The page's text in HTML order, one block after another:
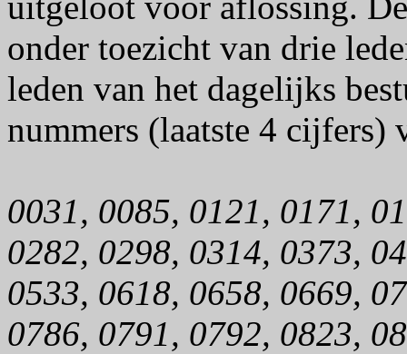
onder toezicht van drie
leden van het dagelijks
nummers (laatste 4
0031, 0085, 0121, 0171,
0282, 0298, 0314, 0373,
0533, 0618, 0658, 0669,
0786, 0791, 0792, 0823,